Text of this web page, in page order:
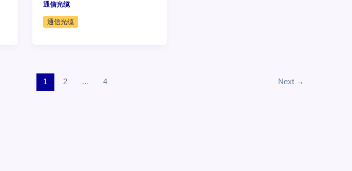
通信光缆
通信光缆
1 2 … 4 Next →